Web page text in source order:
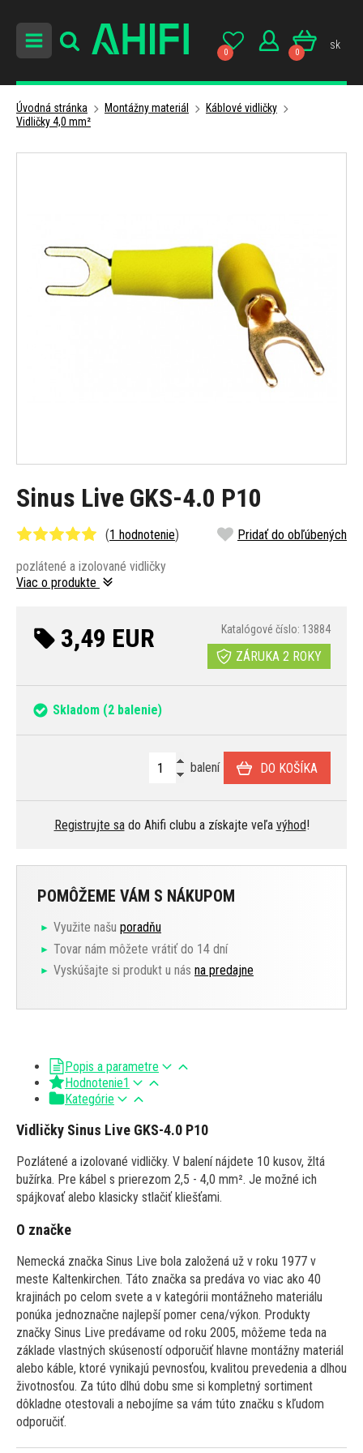
0 0
sk
Úvodná stránka Montážny materiál
Káblové vidličky
Vidličky 4,0 mm²
Sinus Live GKS-4.0 P10
(1 hodnotenie) Pridať do obľúbených
pozlátené a izolované vidličky
Viac o produkte
3,49 EUR Katalógové číslo: 13884
ZÁRUKA 2 ROKY
Skladom (2 balenie)
balení DO KOŠÍKA
Registrujte sado Ahifi clubu a získajte veľa výhod!
POMÔŽEME VÁM S NÁKUPOM
Využite našu poradňu
Tovar nám môžete vrátiť do 14 dní
Vyskúšajte si produkt u nás na predajne
Popis a parametre
Hodnotenie1
Kategórie
Vidličky Sinus Live GKS-4.0 P10
Pozlátené a izolované vidličky. V balení nájdete 10 kusov, žltá
bužírka. Pre kábel s prierezom 2,5 - 4,0 mm². Je možné ich
spájkovať alebo klasicky stlačiť kliešťami.
O značke
Nemecká značka Sinus Live bola založená už v roku 1977 v
meste Kaltenkirchen. Táto značka sa predáva vo viac ako 40
krajinách po celom svete a v kategórii montážneho materiálu
ponúka jednoznačne najlepší pomer cena/výkon. Produkty
značky Sinus Live predávame od roku 2005, môžeme teda na
základe vlastných skúseností odporučiť hlavne montážny materiál
alebo káble, ktoré vynikajú pevnosťou, kvalitou prevedenia a dlhou
životnosťou. Za túto dlhú dobu sme si kompletný sortiment
dôkladne otestovali a nebojíme sa vám túto značku s kľudom
odporučiť.